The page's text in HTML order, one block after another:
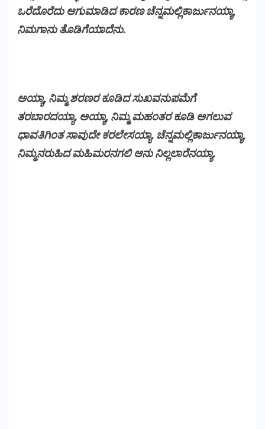
ಒರೆದೊರೆದು ಆಗುಮಾಡಿದ ಕಾರಣ ಚೆನ್ನಮಲ್ಲಿಕಾರ್ಜುನಯ್ಯಾ,
ನಿಮಗಾನು ತೊಡಿಗೆಯಾದೆನು.
ಅಯ್ಯಾ, ನಿಮ್ಮ ಶರಣರ ಕೂಡಿದ ಸುಖವನುಪಮೆಗೆ
ತರಬಾರದಯ್ಯಾ. ಅಯ್ಯಾ, ನಿಮ್ಮ ಮಹಂತರ ಕೂಡಿ ಅಗಲುವ
ಧಾವತಿಗಿಂತ ಸಾವುದೇ ಕರಲೇಸಯ್ಯಾ. ಚೆನ್ನಮಲ್ಲಿಕಾರ್ಜುನಯ್ಯಾ,
ನಿಮ್ಮನರುಹಿದ ಮಹಿಮರನಗಲಿ ಆನು ನಿಲ್ಲಲಾರೆನಯ್ಯಾ.